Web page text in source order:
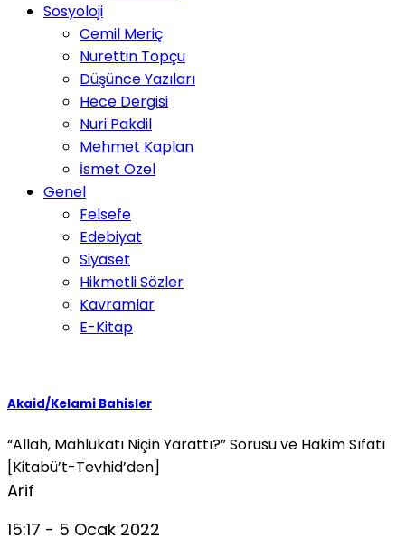
Sosyoloji
Cemil Meriç
Nurettin Topçu
Düşünce Yazıları
Hece Dergisi
Nuri Pakdil
Mehmet Kaplan
İsmet Özel
Genel
Felsefe
Edebiyat
Siyaset
Hikmetli Sözler
Kavramlar
E-Kitap
Akaid/Kelami Bahisler
“Allah, Mahlukatı Niçin Yarattı?” Sorusu ve Hakim Sıfatı
[Kitabü’t-Tevhid’den]
Arif
15:17 - 5 Ocak 2022